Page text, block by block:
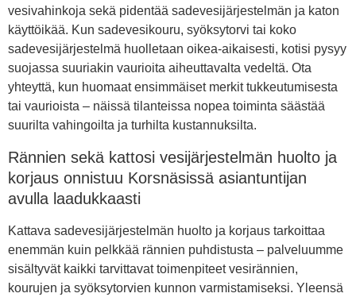
vesivahinkoja sekä pidentää sadevesijärjestelmän ja katon
käyttöikää. Kun sadevesikouru, syöksytorvi tai koko
sadevesijärjestelmä huolletaan oikea-aikaisesti, kotisi pysyy
suojassa suuriakin vaurioita aiheuttavalta vedeltä. Ota
yhteyttä, kun huomaat ensimmäiset merkit tukkeutumisesta
tai vaurioista – näissä tilanteissa nopea toiminta säästää
suurilta vahingoilta ja turhilta kustannuksilta.
Rännien sekä kattosi vesijärjestelmän huolto ja
korjaus onnistuu Korsnäsissä asiantuntijan
avulla laadukkaasti
Kattava sadevesijärjestelmän huolto ja korjaus tarkoittaa
enemmän kuin pelkkää rännien puhdistusta – palveluumme
sisältyvät kaikki tarvittavat toimenpiteet vesirännien,
kourujen ja syöksytorvien kunnon varmistamiseksi. Yleensä